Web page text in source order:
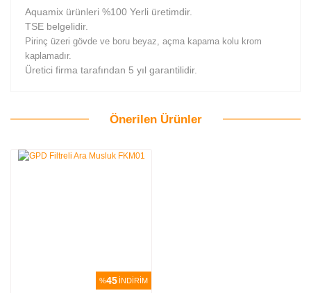
Aquamix ürünleri %100 Yerli üretimdir.
TSE belgelidir.
Pirinç üzeri gövde ve boru beyaz, açma kapama kolu krom
kaplamadır.
Üretici firma tarafından 5 yıl garantilidir.
Önerilen Ürünler
%45 İNDİRİM